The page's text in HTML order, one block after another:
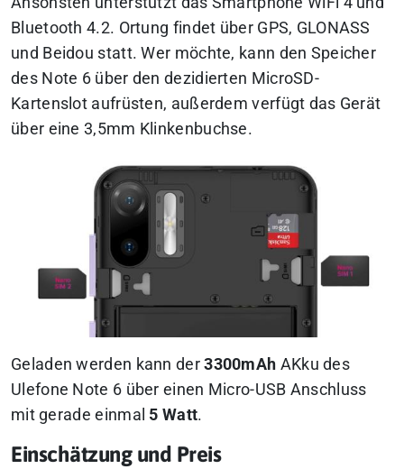
Bluetooth 4.2. Ortung findet über GPS, GLONASS
und Beidou statt. Wer möchte, kann den Speicher
des Note 6 über den dezidierten MicroSD-
Kartenslot aufrüsten, außerdem verfügt das Gerät
über eine 3,5mm Klinkenbuchse.
Geladen werden kann der3300mAh AKku des
Ulefone Note 6 über einen Micro-USB Anschluss
mit gerade einmal 5 Watt.
Einschätzung und Preis